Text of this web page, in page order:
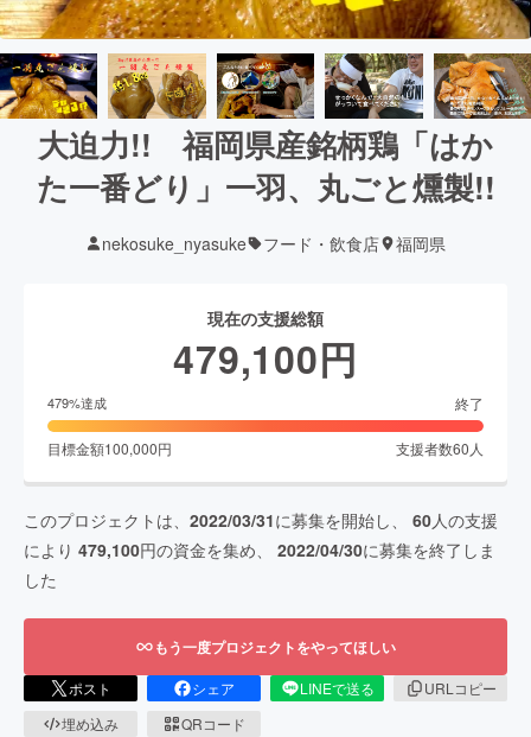
大迫力!! 福岡県産銘柄鶏「はか
た一番どり」一羽、丸ごと燻製!!
nekosuke_nyasuke フード・飲食店 福岡県
現在の支援総額
479,100円
479%達成 終了
目標金額100,000円 支援者数60 人
このプロジェクトは、 2022/03/31に募集を開始し、 60人の支援
により 479,100円の資金を集め、 2022/04/30に募集を終了しま
した
もう一度プロジェクトをやってほしい
ポスト シェア LINEで送る
URLコピー
埋め込み
QRコード